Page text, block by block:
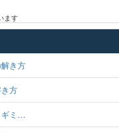
ます
き方
方
ギミ…